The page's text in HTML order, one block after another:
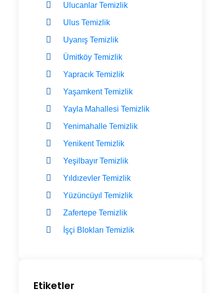
Ulucanlar Temizlik
Ulus Temizlik
Uyanış Temizlik
Ümitköy Temizlik
Yapracık Temizlik
Yaşamkent Temizlik
Yayla Mahallesi Temizlik
Yenimahalle Temizlik
Yenikent Temizlik
Yeşilbayır Temizlik
Yıldızevler Temizlik
Yüzüncüyıl Temizlik
Zafertepe Temizlik
İşçi Blokları Temizlik
Etiketler